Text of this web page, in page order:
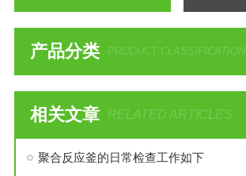
产品分类 PRODUCT CLASSIFICATION
相关文章 RELATED ARTICLES
聚合反应釜的日常检查工作如下